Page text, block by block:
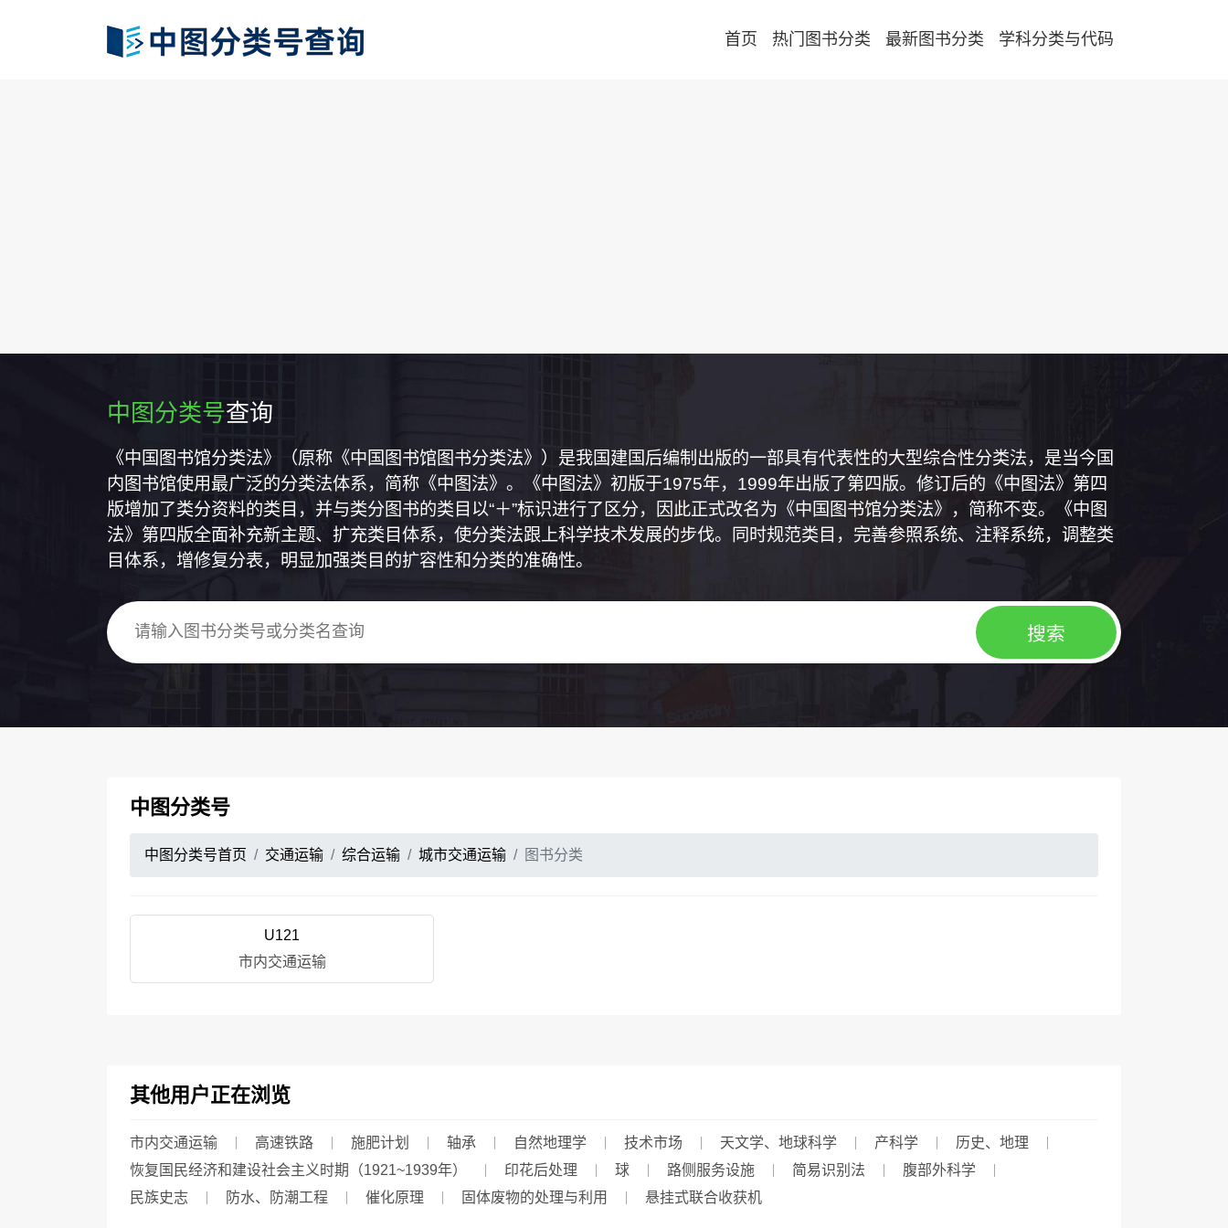
首页 热门图书分类 最新图书分类 学科分类与代码
中图分类号查询
《中国图书馆分类法》（原称《中国图书馆图书分类法》）是我国建国后编制出版的一部具有代表性的大型综合性分类法，是当今国
内图书馆使用最广泛的分类法体系，简称《中图法》。《中图法》初版于1975年，1999年出版了第四版。修订后的《中图法》第四
版增加了类分资料的类目，并与类分图书的类目以“＋”标识进行了区分，因此正式改名为《中国图书馆分类法》，简称不变。《中图
法》第四版全面补充新主题、扩充类目体系，使分类法跟上科学技术发展的步伐。同时规范类目，完善参照系统、注释系统，调整类
目体系，增修复分表，明显加强类目的扩容性和分类的准确性。
中图分类号
中图分类号首页 交通运输 综合运输 城市交通运输 图书分类
U121
市内交通运输
其他用户正在浏览
市内交通运输 高速铁路 施肥计划 轴承 自然地理学 技术市场 天文学、地球科学 产科学
历史、地理
恢复国民经济和建设社会主义时期（1921~1939年）
印花后处理 球 路侧服务设施 简易识别法
腹部外科学
民族史志
防水、防潮工程 催化原理 固体废物的处理与利用 悬挂式联合收获机